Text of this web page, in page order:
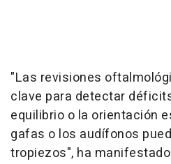
"Las revisiones
clave para detectar
equilibrio o la orientación
gafas o los audífonos
tropiezos", ha